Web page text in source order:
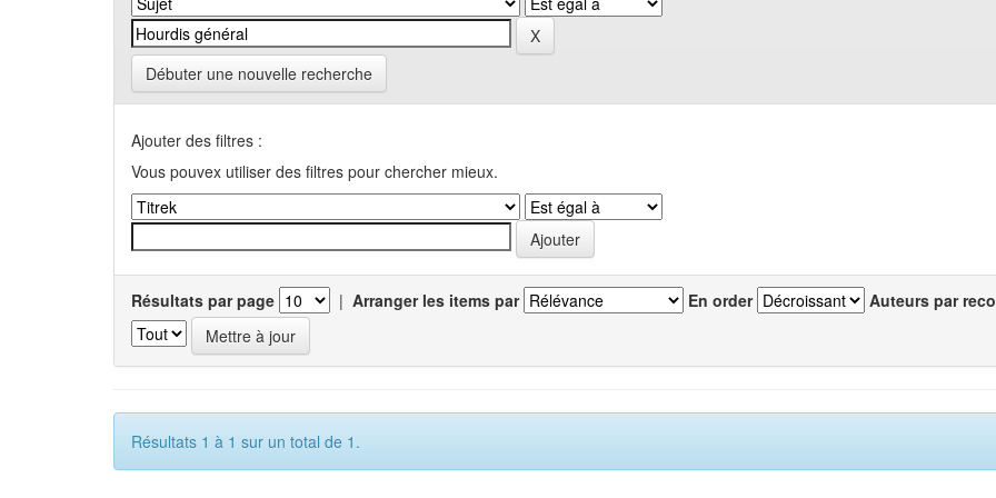
Débuter une nouvelle recherche
Ajouter des filtres :
Vous pouvex utiliser des filtres pour chercher mieux.
Résultats par page | Arranger les items par En order Auteurs par
Résultats 1 à 1 sur un total de 1.